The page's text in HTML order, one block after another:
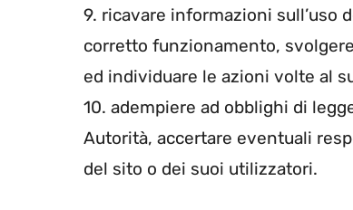
9. ricavare informazioni
corretto funzionamento,
ed individuare le azioni volte al
10. adempiere ad obblighi di
Autorità, accertare eventuali
del sito o dei suoi utilizzatori.